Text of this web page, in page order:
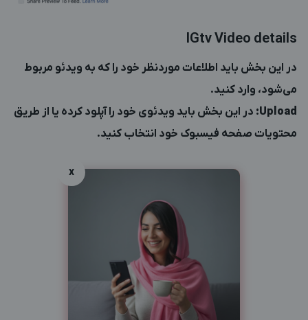
IGtv Video details
در این بخش باید اطلاعات موردنظر خود را که به ویدئو مربوط
می‌شود، وارد کنید.
Upload
: در این بخش باید ویدئوی خود را آپلود کرده یا از طریق
محتویات صفحه فیسبوک خود انتخاب کنید.
x